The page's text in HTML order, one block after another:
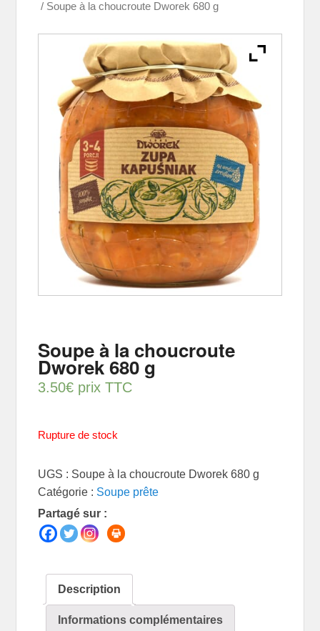
/ Soupe à la choucroute Dworek 680 g
Soupe à la choucroute
Dworek 680 g
3.50€ prix TTC
Rupture de stock
UGS : Soupe à la choucroute Dworek 680 g
Catégorie : Soupe prête
Partagé sur :
Description
Informations complémentaires